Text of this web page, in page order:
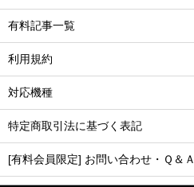
有料記事一覧
利用規約
対応機種
特定商取引法に基づく表記
[有料会員限定] お問い合わせ・Ｑ＆Ａ